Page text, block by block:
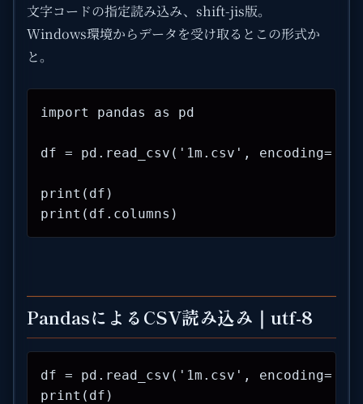
文字コードの指定読み込み、shift-jis版。
Windows環境からデータを受け取るとこの形式か
と。
import pandas as pd
df = pd.read_csv('1m.csv',
print(df)
print(df.columns)
PandasによるCSV読み込み｜utf-8
df = pd.read_csv('1m.csv',
print(df)